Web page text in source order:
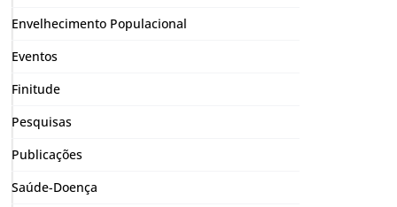
Envelhecimento Populacional
Eventos
Finitude
Pesquisas
Publicações
Saúde-Doença